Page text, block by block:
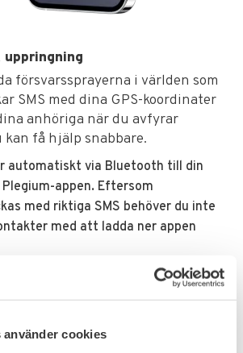
använder cookies
uppringning
försvarssprayerna i världen som
SMS med dina GPS-koordinater
anhöriga när du avfyrar
kan få hjälp snabbare.
automatiskt via Bluetooth till din
appen. Eftersom
med riktiga SMS behöver du inte
med att ladda ner appen
att ladda ner gratis för både iOS och